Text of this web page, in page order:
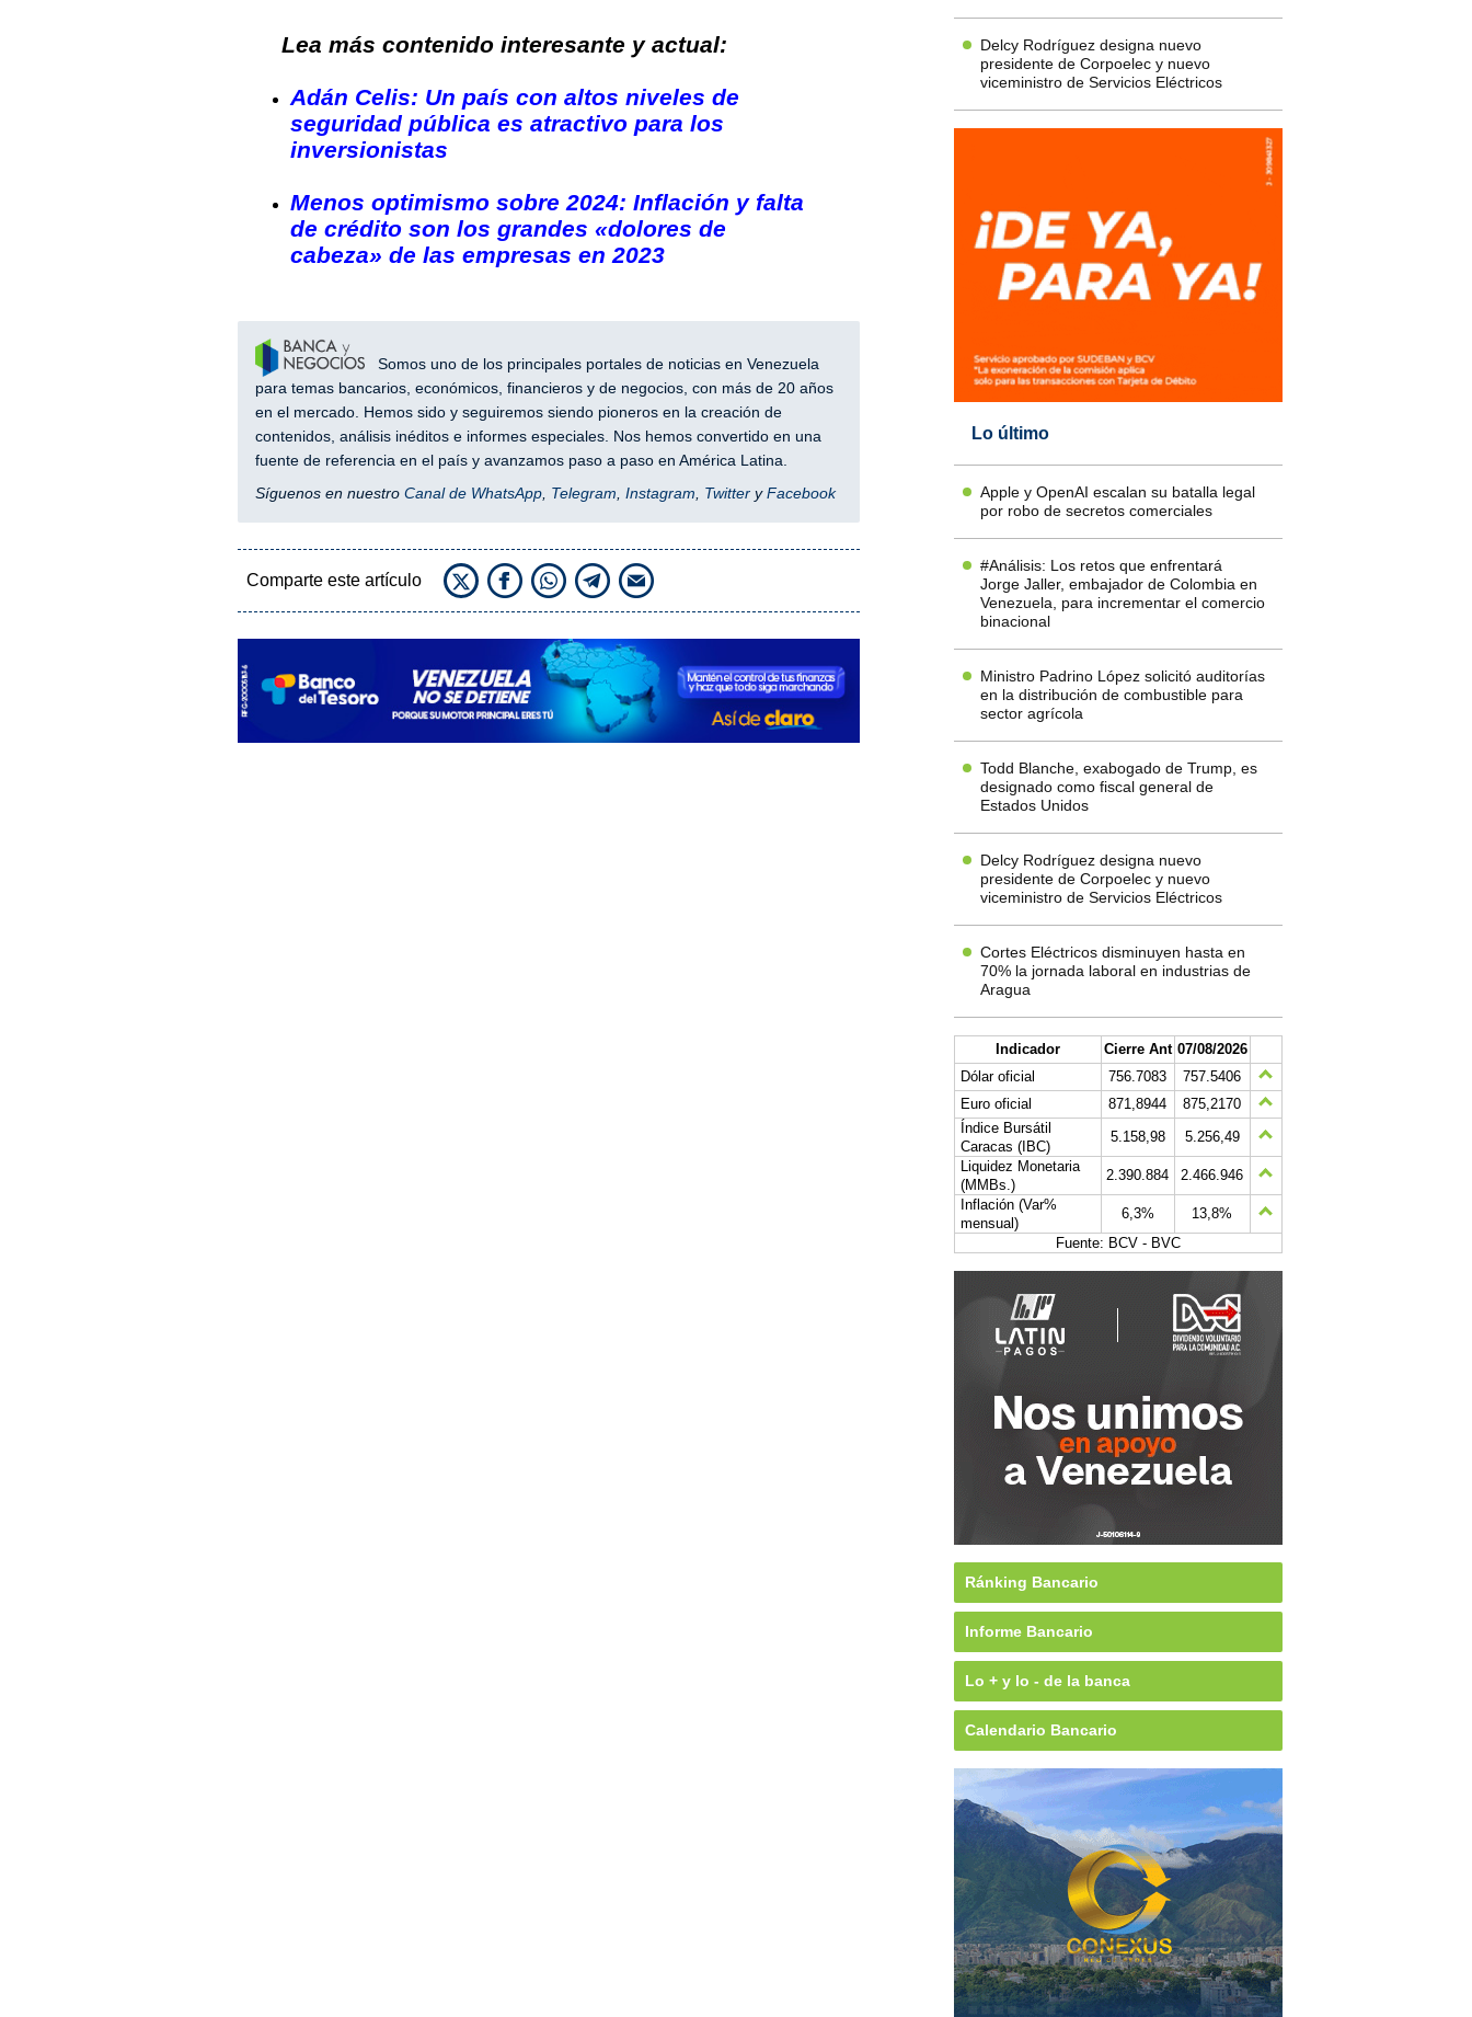
Lea más contenido interesante y actual:
Adán Celis: Un país con altos niveles de
seguridad pública es atractivo para los
inversionistas
Menos optimismo sobre 2024: Inflación y falta
de crédito son los grandes «dolores de
cabeza» de las empresas en 2023
Somos uno de los principales portales de noticias en Venezuela
para temas bancarios, económicos, financieros y de negocios, con más de 20 años
en el mercado. Hemos sido y seguiremos siendo pioneros en la creación de
contenidos, análisis inéditos e informes especiales. Nos hemos convertido en una
fuente de referencia en el país y avanzamos paso a paso en América Latina.
Síguenos en nuestro Canal de WhatsApp, Telegram, Instagram, TwitteryFacebook
Comparte este artículo
Delcy Rodríguez designa nuevo
presidente de Corpoelec y nuevo
viceministro de Servicios Eléctricos
Lo último
Apple y OpenAI escalan su batalla legal
por robo de secretos comerciales
#Análisis: Los retos que enfrentará
Jorge Jaller, embajador de Colombia en
Venezuela, para incrementar el comercio
binacional
Ministro Padrino López solicitó auditorías
en la distribución de combustible para
sector agrícola
Todd Blanche, exabogado de Trump, es
designado como fiscal general de
Estados Unidos
Delcy Rodríguez designa nuevo
presidente de Corpoelec y nuevo
viceministro de Servicios Eléctricos
Cortes Eléctricos disminuyen hasta en
70% la jornada laboral en industrias de
Aragua
Indicador Cierre Ant 07/08/2026
Dólar oficial
756.7083
757.5406
Euro oficial
871,8944
875,2170
Índice Bursátil
Caracas (IBC)
5.158,98
5.256,49
Liquidez Monetaria
(MMBs.)
2.390.884
2.466.946
Inflación (Var%
mensual)
6,3%
13,8%
Fuente: BCV - BVC
Ránking Bancario
Informe Bancario
Lo + y lo - de la banca
Calendario Bancario